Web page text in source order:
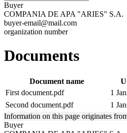
Buyer
COMPANIA DE APA "ARIES" S.A.
buyer-email@mail.com
organization number
Documents
Document name
First document.pdf
1
Second document.pdf
1
Information on this page originates
Buyer